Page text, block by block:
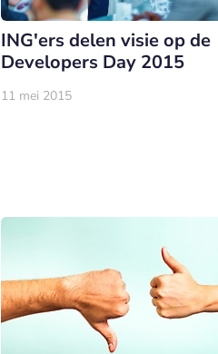
ING'ers delen visie op de
Developers Day 2015
11 mei 2015